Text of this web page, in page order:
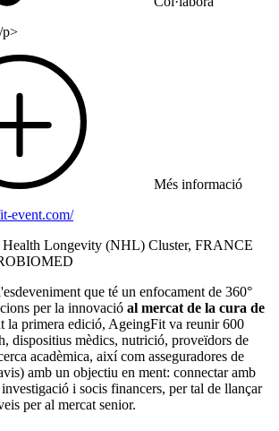
p>
Més informació
event.com/
Health Longevity (NHL) Cluster, FRANCE
que té un enfocament de 360°
per la innovació al mercat de la cura de
la primera edició, AgeingFit va reunir 600
dispositius mèdics, nutrició, proveïdors de
acadèmica, així com asseguradores de
amb un objectiu en ment: connectar amb
i socis financers, per tal de llançar
per al mercat senior.